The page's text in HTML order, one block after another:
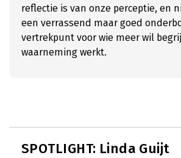
reflectie is van onze perceptie, en
een verrassend maar goed
vertrekpunt voor wie meer wil
waarneming werkt.
SPOTLIGHT: Linda Guijt